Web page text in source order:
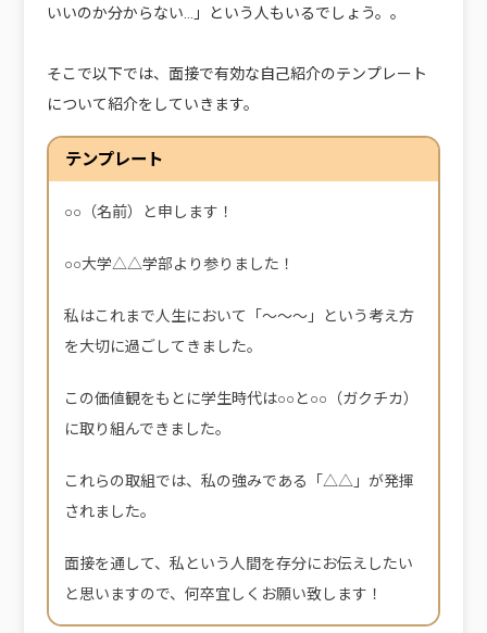
いいのか分からない…」という人もいるでしょう。。
そこで以下では、面接で有効な自己紹介のテンプレート
について紹介をしていきます。
テンプレート
○○（名前）と申します！
○○大学△△学部より参りました！
私はこれまで人生において「～～～」という考え方
を大切に過ごしてきました。
この価値観をもとに学生時代は○○と○○（ガクチカ）
に取り組んできました。
これらの取組では、私の強みである「△△」が発揮
されました。
面接を通して、私という人間を存分にお伝えしたい
と思いますので、何卒宜しくお願い致します！